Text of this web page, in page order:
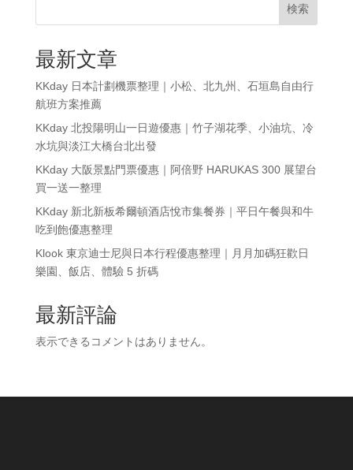
検索
最新文章
KKday 日本計劃機票整理｜小松、北九州、石垣島自由行
航班方案推薦
KKday 北投陽明山一日遊優惠｜竹子湖花季、小油坑、冷
水坑與淡江大橋台北出發
KKday 大阪景點門票優惠｜阿倍野 HARUKAS 300 展望台
買一送一整理
KKday 新北新板希爾頓酒店悅市集餐券｜平日午餐與和牛
吃到飽優惠整理
Klook 東京迪士尼與日本行程優惠整理｜月月加碼狂歡日
樂園、飯店、體驗 5 折碼
最新評論
表示できるコメントはありません。